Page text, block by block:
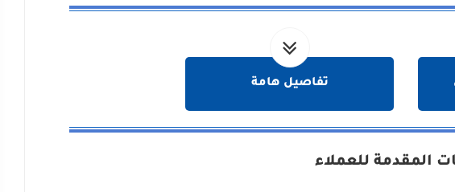
تفاصيل هامة
المقدمة للعملاء